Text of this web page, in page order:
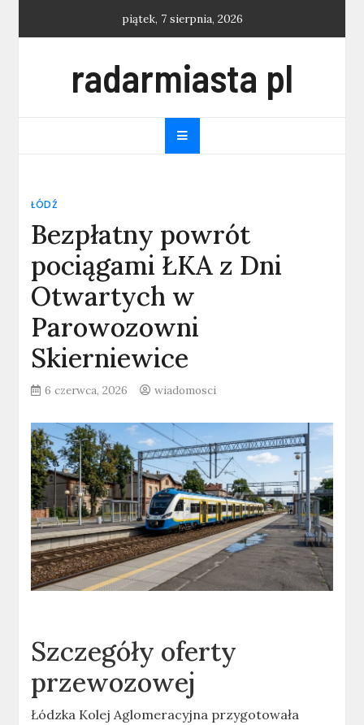
piątek, 7 sierpnia, 2026
radarmiasta pl
ŁÓDŹ
Bezpłatny powrót
pociągami ŁKA z Dni
Otwartych w
Parowozowni
Skierniewice
6 czerwca, 2026 wiadomosci
Szczegóły oferty
przewozowej
Łódzka Kolej Aglomeracyjna przygotowała